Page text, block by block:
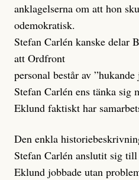
anklagelserna om att hon
odemokratisk.
Stefan Carlén kanske delar
att Ordfront
personal består av
Stefan Carlén ens tänka sig
Eklund faktiskt har
Den enkla
Stefan Carlén anslutit sig
Eklund jobbade utan